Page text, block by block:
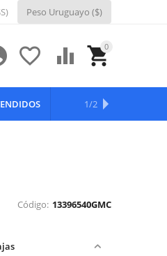
Peso Uruguayo ($)
0

 
OFERTAS
1/2
Código: 13396540GMC